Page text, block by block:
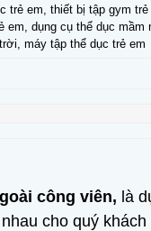
trẻ em, thiết bị tập gym
em, dụng cụ thể dục mầm
máy tập thể dục trẻ em
công viên, là
cho quý